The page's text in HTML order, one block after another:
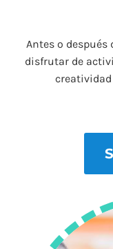
Antes o
disfrutar de